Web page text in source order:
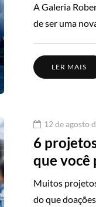
A Galeria
de ser uma
LER MAIS
12 de agosto
6
que você
Muitos
do que